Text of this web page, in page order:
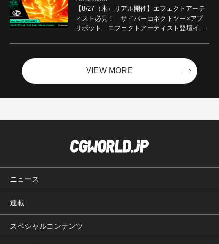
【8/27（木）リアル開催】エフェクトアーテ
ィスト必見！ サイバーコネクトツー×アプ
リボット エフェクトアーティスト登壇イベ
VIEW MORE
ニュース
連載
スペシャルコンテンツ